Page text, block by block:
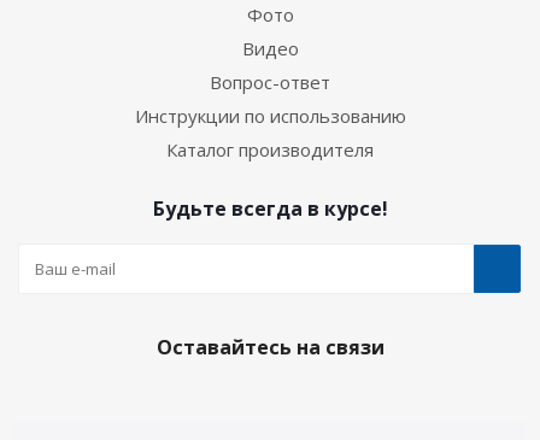
Фото
Видео
Вопрос-ответ
Инструкции по использованию
Каталог производителя
Будьте всегда в курсе!
Оставайтесь на связи